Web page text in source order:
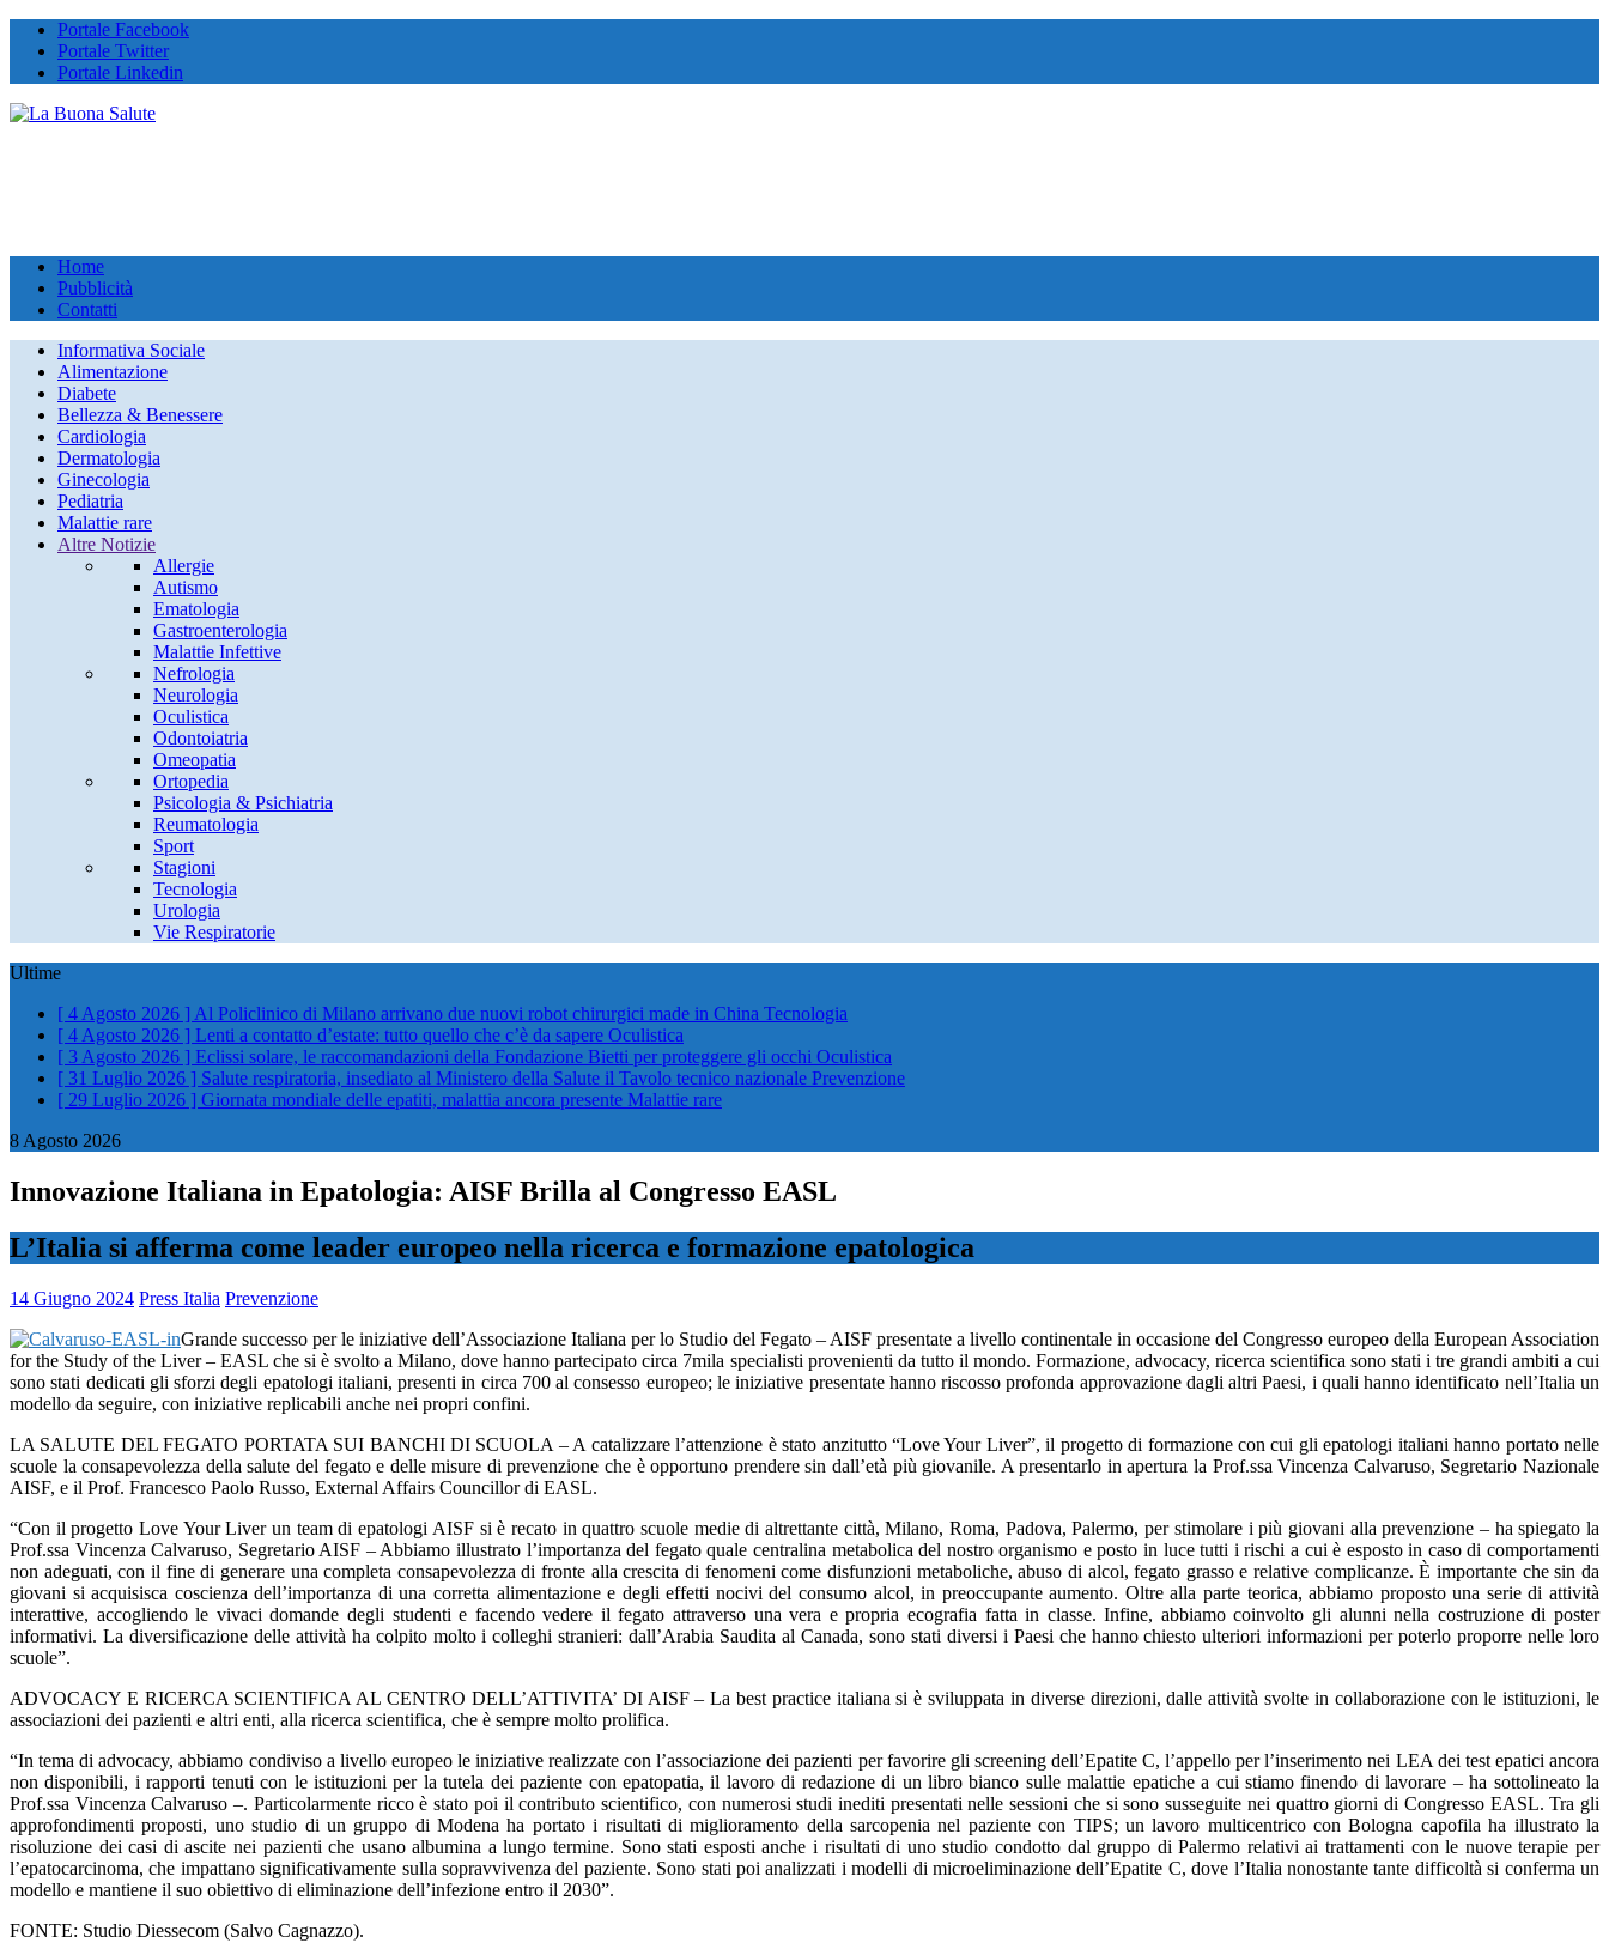
Portale Facebook
Portale Twitter
Portale Linkedin
Home
Pubblicità
Contatti
Informativa Sociale
Alimentazione
Diabete
Bellezza & Benessere
Cardiologia
Dermatologia
Ginecologia
Pediatria
Malattie rare
Altre Notizie
Allergie
Autismo
Ematologia
Gastroenterologia
Malattie Infettive
Nefrologia
Neurologia
Oculistica
Odontoiatria
Omeopatia
Ortopedia
Psicologia & Psichiatria
Reumatologia
Sport
Stagioni
Tecnologia
Urologia
Vie Respiratorie
Ultime
[ 4 Agosto 2026 ] Al Policlinico di Milano arrivano due nuovi robot chirurgici made in China Tecnologia
[ 4 Agosto 2026 ] Lenti a contatto d’estate: tutto quello che c’è da sapere Oculistica
[ 3 Agosto 2026 ] Eclissi solare, le raccomandazioni della Fondazione Bietti per proteggere gli occhi Oculistica
[ 31 Luglio 2026 ] Salute respiratoria, insediato al Ministero della Salute il Tavolo tecnico nazionale Prevenzione
[ 29 Luglio 2026 ] Giornata mondiale delle epatiti, malattia ancora presente Malattie rare
8 Agosto 2026
Innovazione Italiana in Epatologia: AISF Brilla al Congresso EASL
L’Italia si afferma come leader europeo nella ricerca e formazione epatologica
14 Giugno 2024 Press Italia Prevenzione
Grande successo per le iniziative dell’Associazione Italiana per lo Studio del Fegato – AISF presentate a livello continentale in occasione del Congresso europeo della European Association
for the Study of the Liver – EASL che si è svolto a Milano, dove hanno partecipato circa 7mila specialisti provenienti da tutto il mondo. Formazione, advocacy, ricerca scientifica sono stati i tre grandi ambiti a cui
sono stati dedicati gli sforzi degli epatologi italiani, presenti in circa 700 al consesso europeo; le iniziative presentate hanno riscosso profonda approvazione dagli altri Paesi, i quali hanno identificato nell’Italia un
modello da seguire, con iniziative replicabili anche nei propri confini.
LA SALUTE DEL FEGATO PORTATA SUI BANCHI DI SCUOLA – A catalizzare l’attenzione è stato anzitutto “Love Your Liver”, il progetto di formazione con cui gli epatologi italiani hanno portato nelle
scuole la consapevolezza della salute del fegato e delle misure di prevenzione che è opportuno prendere sin dall’età più giovanile. A presentarlo in apertura la Prof.ssa Vincenza Calvaruso, Segretario Nazionale
AISF, e il Prof. Francesco Paolo Russo, External Affairs Councillor di EASL.
“Con il progetto Love Your Liver un team di epatologi AISF si è recato in quattro scuole medie di altrettante città, Milano, Roma, Padova, Palermo, per stimolare i più giovani alla prevenzione – ha spiegato la
Prof.ssa Vincenza Calvaruso, Segretario AISF – Abbiamo illustrato l’importanza del fegato quale centralina metabolica del nostro organismo e posto in luce tutti i rischi a cui è esposto in caso di comportamenti
non adeguati, con il fine di generare una completa consapevolezza di fronte alla crescita di fenomeni come disfunzioni metaboliche, abuso di alcol, fegato grasso e relative complicanze. È importante che sin da
giovani si acquisisca coscienza dell’importanza di una corretta alimentazione e degli effetti nocivi del consumo alcol, in preoccupante aumento. Oltre alla parte teorica, abbiamo proposto una serie di attività
interattive, accogliendo le vivaci domande degli studenti e facendo vedere il fegato attraverso una vera e propria ecografia fatta in classe. Infine, abbiamo coinvolto gli alunni nella costruzione di poster
informativi. La diversificazione delle attività ha colpito molto i colleghi stranieri: dall’Arabia Saudita al Canada, sono stati diversi i Paesi che hanno chiesto ulteriori informazioni per poterlo proporre nelle loro
scuole”.
ADVOCACY E RICERCA SCIENTIFICA AL CENTRO DELL’ATTIVITA’ DI AISF – La best practice italiana si è sviluppata in diverse direzioni, dalle attività svolte in collaborazione con le istituzioni, le
associazioni dei pazienti e altri enti, alla ricerca scientifica, che è sempre molto prolifica.
“In tema di advocacy, abbiamo condiviso a livello europeo le iniziative realizzate con l’associazione dei pazienti per favorire gli screening dell’Epatite C, l’appello per l’inserimento nei LEA dei test epatici ancora
non disponibili, i rapporti tenuti con le istituzioni per la tutela dei paziente con epatopatia, il lavoro di redazione di un libro bianco sulle malattie epatiche a cui stiamo finendo di lavorare – ha sottolineato la
Prof.ssa Vincenza Calvaruso –. Particolarmente ricco è stato poi il contributo scientifico, con numerosi studi inediti presentati nelle sessioni che si sono susseguite nei quattro giorni di Congresso EASL. Tra gli
approfondimenti proposti, uno studio di un gruppo di Modena ha portato i risultati di miglioramento della sarcopenia nel paziente con TIPS; un lavoro multicentrico con Bologna capofila ha illustrato la
risoluzione dei casi di ascite nei pazienti che usano albumina a lungo termine. Sono stati esposti anche i risultati di uno studio condotto dal gruppo di Palermo relativi ai trattamenti con le nuove terapie per
l’epatocarcinoma, che impattano significativamente sulla sopravvivenza del paziente. Sono stati poi analizzati i modelli di microeliminazione dell’Epatite C, dove l’Italia nonostante tante difficoltà si conferma un
modello e mantiene il suo obiettivo di eliminazione dell’infezione entro il 2030”.
FONTE: Studio Diessecom (Salvo Cagnazzo).